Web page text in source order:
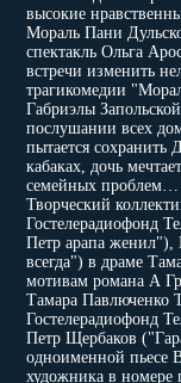
высокие
Мораль Пани
спектакль Ольга
встречи изменить
трагикомедии
Габриэлы
послушании всех
пытается сохранить
кабаках, дочь
семейных
Творческий
Гостелерадиофонд
Петр арапа женил"),
всегда") в драме
мотивам романа А
Тамара Павлюченко
Гостелерадиофонд
Петр Щербаков
одноименной пьесе
художника в номере